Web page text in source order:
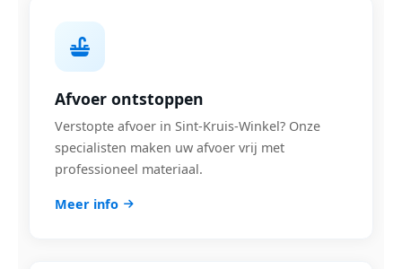
Afvoer ontstoppen
Verstopte afvoer in Sint-Kruis-Winkel? Onze
specialisten maken uw afvoer vrij met
professioneel materiaal.
Meer info